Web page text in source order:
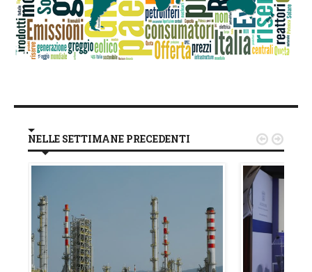
NELLE SETTIMANE PRECEDENTI  